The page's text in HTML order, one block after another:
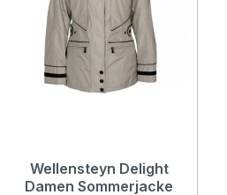
Wellensteyn Delight
Damen Sommerjacke